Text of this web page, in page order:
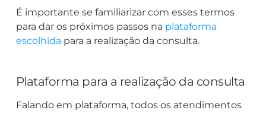
É importante se familiarizar com esses termos
para dar os próximos passos na plataforma
escolhida para a realização da consulta.
Plataforma para a realização da consulta
Falando em plataforma, todos os atendimentos